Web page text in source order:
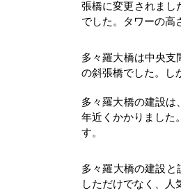
張橋に変更されまし
でした。タワーの高
多々羅大橋は中央
の斜張橋でした。し
多々羅大橋の建設は
年近くかかりました
す。
多々羅大橋の建設
しただけでなく、人